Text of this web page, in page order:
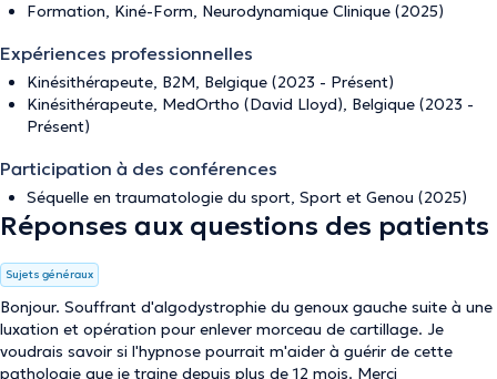
Formation, Kiné-Form, Neurodynamique Clinique (2025)
Expériences professionnelles
Kinésithérapeute, B2M, Belgique (2023 - Présent)
Kinésithérapeute, MedOrtho (David Lloyd), Belgique (2023 -
Présent)
Participation à des conférences
Séquelle en traumatologie du sport, Sport et Genou (2025)
Réponses aux questions des patients
Sujets généraux
Bonjour. Souffrant d'algodystrophie du genoux gauche suite à une
luxation et opération pour enlever morceau de cartillage. Je
voudrais savoir si l'hypnose pourrait m'aider à guérir de cette
pathologie que je traine depuis plus de 12 mois. Merci